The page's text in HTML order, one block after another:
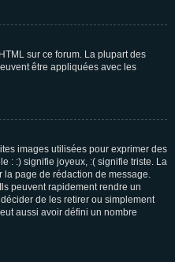
sur ce forum. La plupart des
être appliquées avec les
images utilisées pour exprimer des
: :) signifie joyeux, :( signifie triste. La
la page de rédaction de message.
peuvent rapidement rendre un
de les retirer ou simplement
aussi avoir défini un nombre